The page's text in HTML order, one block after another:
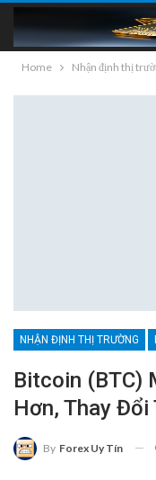
Home Nhận định thị
NHẬN ĐỊNH THỊ TRƯỜNG
Bitcoin (BTC)
Hơn, Thay Đổi
By Forex Uy Tín